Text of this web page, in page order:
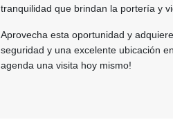
tranquilidad que brindan la portería y
Aprovecha esta oportunidad y
seguridad y una excelente ubicación
agenda una visita hoy mismo!